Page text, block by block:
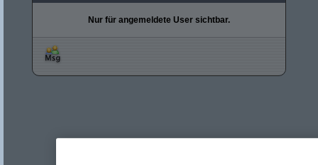
Nur für angemeldete User sichtbar.